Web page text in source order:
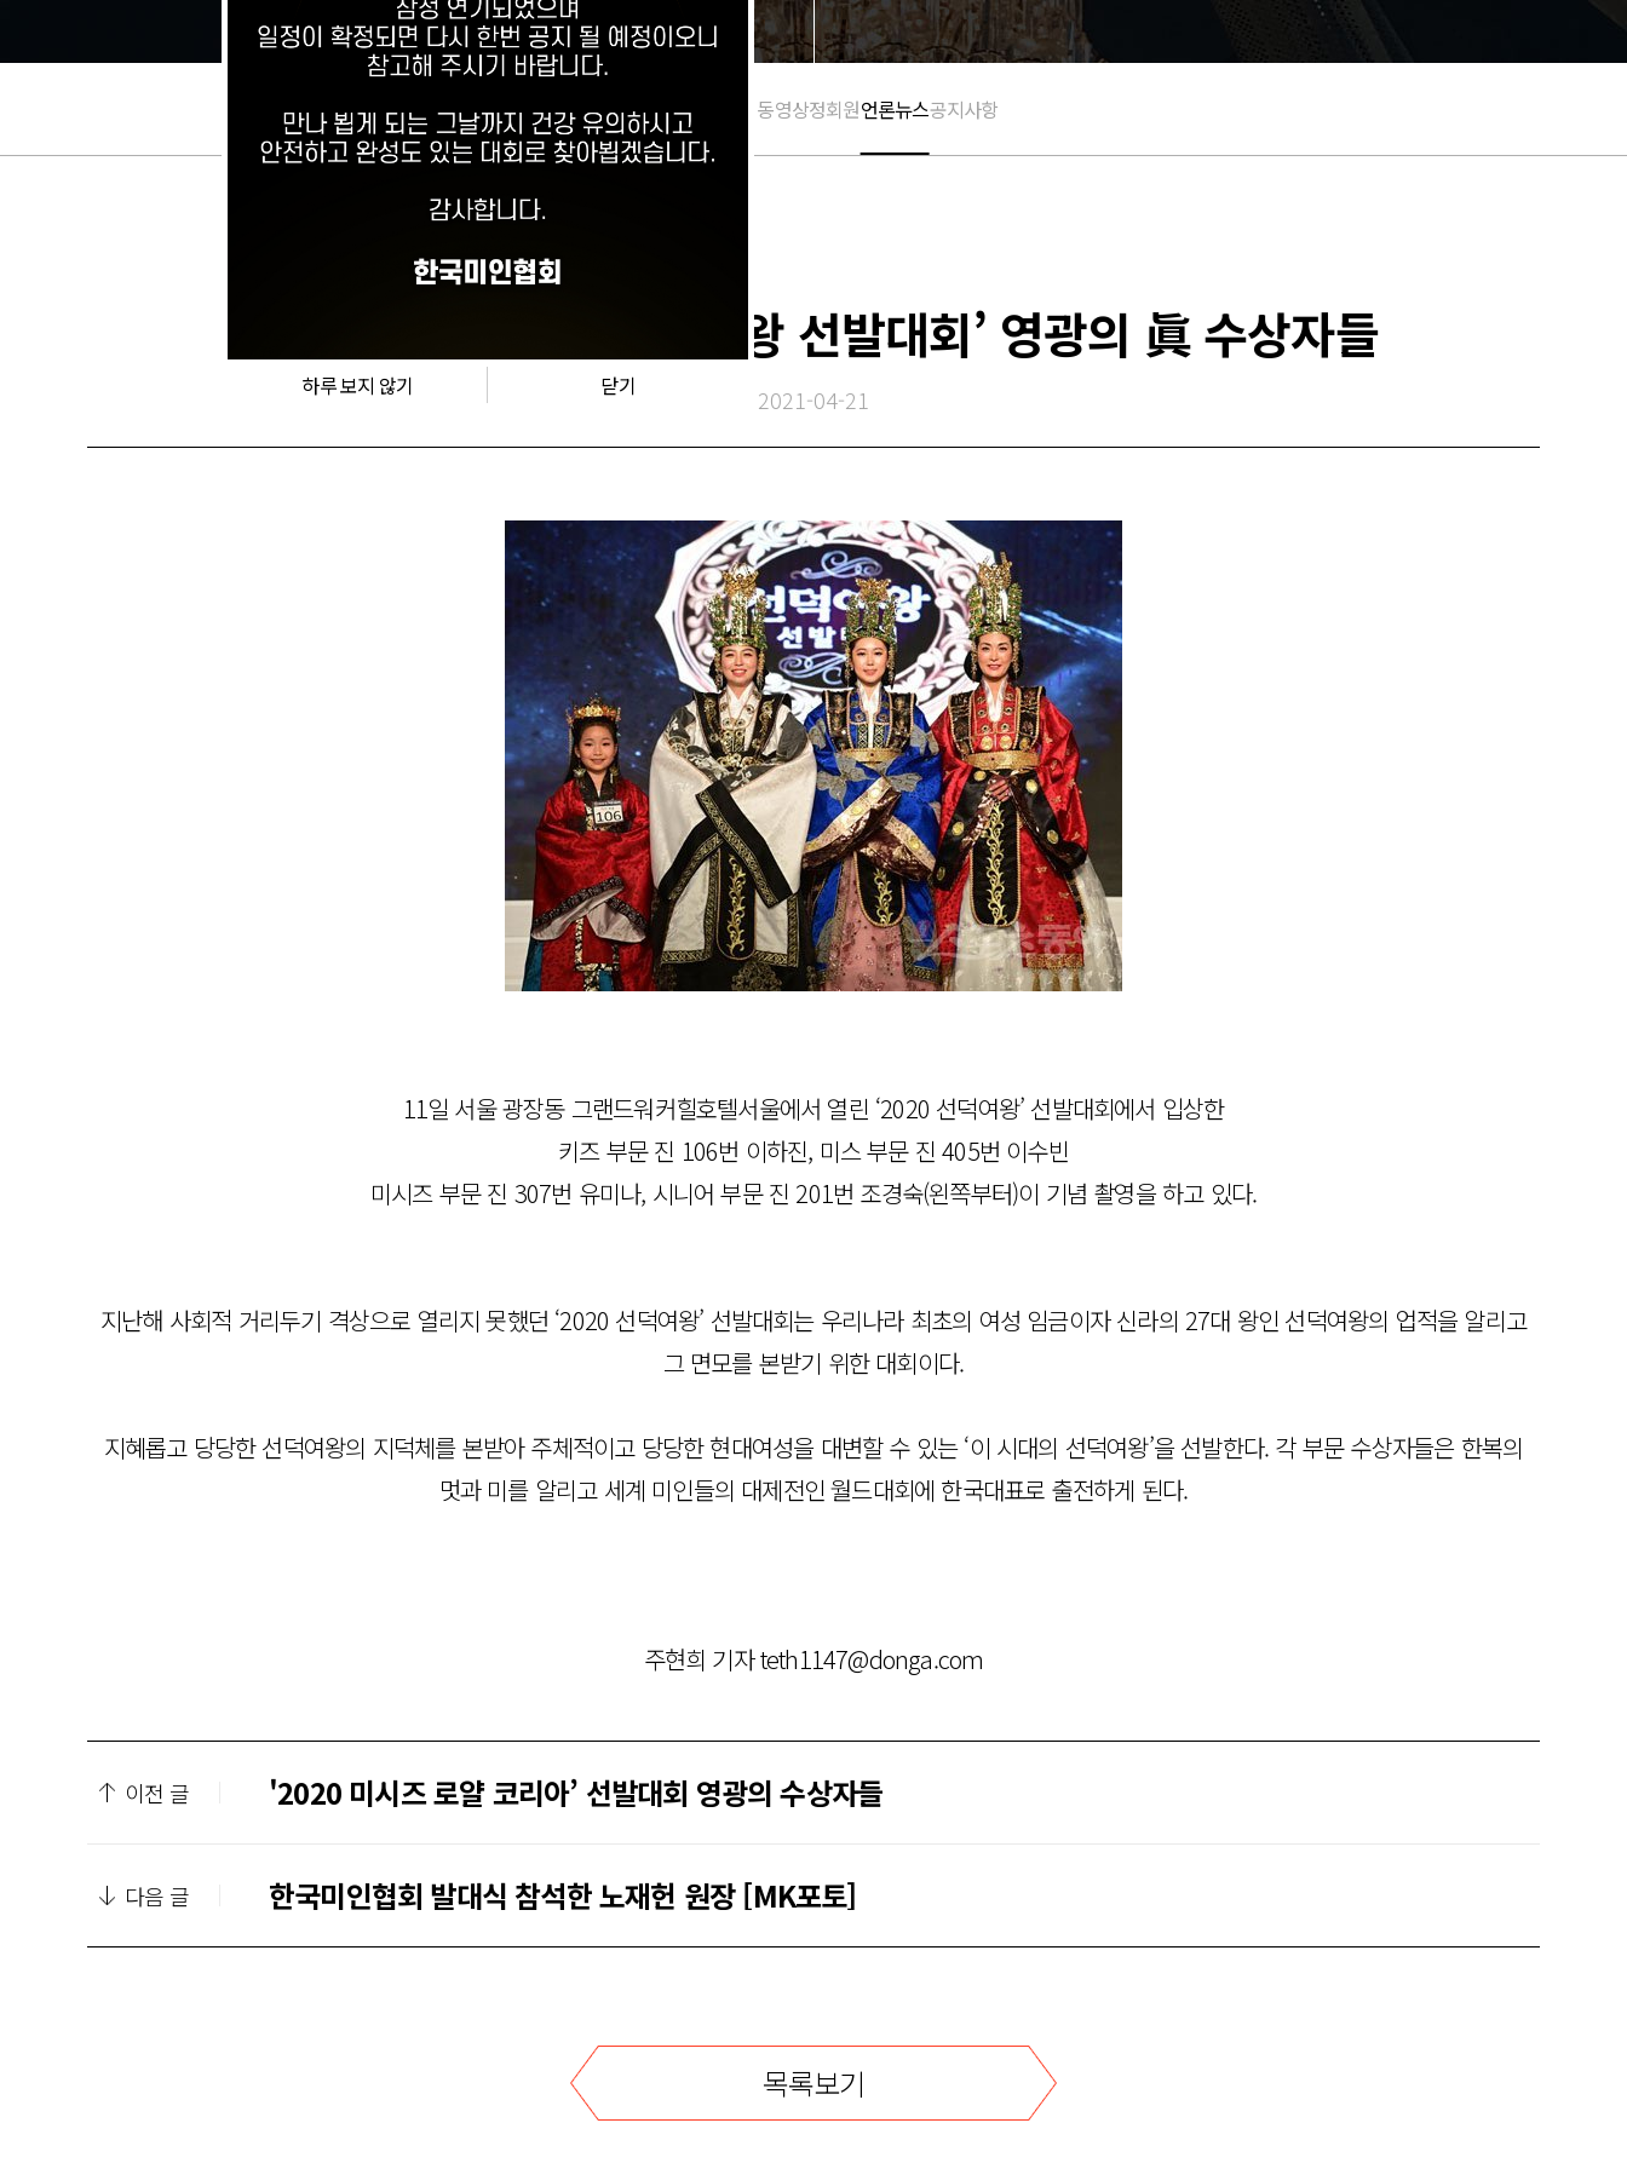
활동 갤러리 활동 동영상정회원언론뉴스공지사항
‘2020 선덕여왕 선발대회’ 영광의 眞 수상자들
2021-04-21
11일 서울 광장동 그랜드워커힐호텔서울에서 열린 ‘2020 선덕여왕’ 선발대회에서 입상한
키즈 부문 진 106번 이하진, 미스 부문 진 405번 이수빈
미시즈 부문 진 307번 유미나, 시니어 부문 진 201번 조경숙(왼쪽부터)이 기념 촬영을 하고 있다.
지난해 사회적 거리두기 격상으로 열리지 못했던 ‘2020 선덕여왕’ 선발대회는 우리나라 최초의 여성 임금이자 신라의 27대 왕인 선덕여왕의 업적을 알리고
그 면모를 본받기 위한 대회이다.
지혜롭고 당당한 선덕여왕의 지덕체를 본받아 주체적이고 당당한 현대여성을 대변할 수 있는 ‘이 시대의 선덕여왕’을 선발한다. 각 부문 수상자들은 한복의
멋과 미를 알리고 세계 미인들의 대제전인 월드대회에 한국대표로 출전하게 된다.
주현희 기자 teth1147@donga.com
이전 글 '2020 미시즈 로얄 코리아’ 선발대회 영광의 수상자들
다음 글 한국미인협회 발대식 참석한 노재헌 원장 [MK포토]
목록보기
하루 보지 않기 닫기